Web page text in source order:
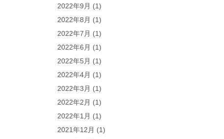
2022年9月 (1)
2022年8月 (1)
2022年7月 (1)
2022年6月 (1)
2022年5月 (1)
2022年4月 (1)
2022年3月 (1)
2022年2月 (1)
2022年1月 (1)
2021年12月 (1)